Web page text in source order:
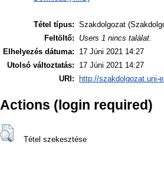
Tétel típus: Szakdolgozat
Feltöltő:
Users 1 nincs találat.
Elhelyezés dátuma:
17 Júni 2021 14:27
Utolsó változtatás:
17 Júni 2021 14:27
URI:
http://szakdolgozat.uni-
Actions (login required)
Tétel szekesztése